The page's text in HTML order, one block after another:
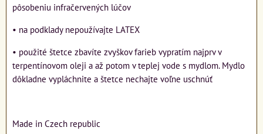
pôsobeniu infračervených lúčov
• na podklady nepoužívajte LATEX
• použité štetce zbavíte zvyškov farieb vypratím najprv v
terpentínovom oleji a až potom v teplej vode s mydlom. Mydlo
dôkladne vypláchnite a štetce nechajte voľne uschnúť
Made in Czech republic